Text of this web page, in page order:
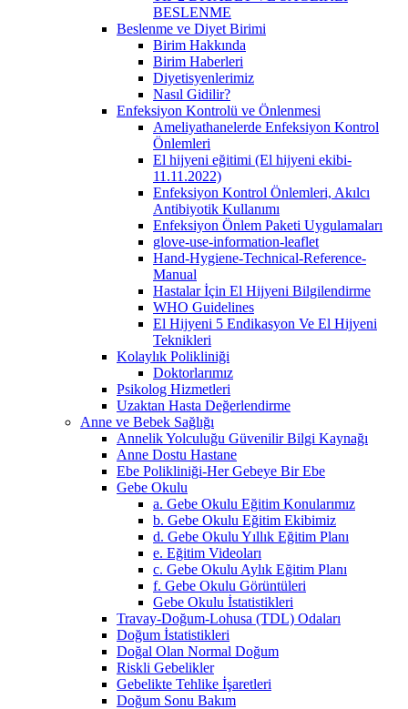
BESLENME
Beslenme ve Diyet Birimi
Birim Hakkında
Birim Haberleri
Diyetisyenlerimiz
Nasıl Gidilir?
Enfeksiyon Kontrolü ve Önlenmesi
Ameliyathanelerde Enfeksiyon Kontrol
Önlemleri
El hijyeni eğitimi (El hijyeni ekibi-
11.11.2022)
Enfeksiyon Kontrol Önlemleri, Akılcı
Antibiyotik Kullanımı
Enfeksiyon Önlem Paketi Uygulamaları
glove-use-information-leaflet
Hand-Hygiene-Technical-Reference-
Manual
Hastalar İçin El Hijyeni Bilgilendirme
WHO Guidelines
El Hijyeni 5 Endikasyon Ve El Hijyeni
Teknikleri
Kolaylık Polikliniği
Doktorlarımız
Psikolog Hizmetleri
Uzaktan Hasta Değerlendirme
Anne ve Bebek Sağlığı
Annelik Yolculuğu Güvenilir Bilgi Kaynağı
Anne Dostu Hastane
Ebe Polikliniği-Her Gebeye Bir Ebe
Gebe Okulu
a. Gebe Okulu Eğitim Konularımız
b. Gebe Okulu Eğitim Ekibimiz
d. Gebe Okulu Yıllık Eğitim Planı
e. Eğitim Videoları
c. Gebe Okulu Aylık Eğitim Planı
f. Gebe Okulu Görüntüleri
Gebe Okulu İstatistikleri
Travay-Doğum-Lohusa (TDL) Odaları
Doğum İstatistikleri
Doğal Olan Normal Doğum
Riskli Gebelikler
Gebelikte Tehlike İşaretleri
Doğum Sonu Bakım